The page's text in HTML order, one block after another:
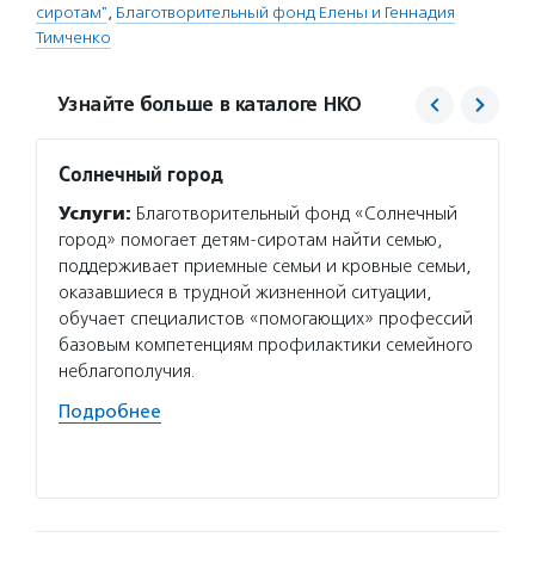
сиротам", Благотворительный фонд Елены и Геннадия
Тимченко
Узнайте больше в каталоге НКО
Солнечный город
Услуги: Благотворительный фонд «Солнечный
город» помогает детям-сиротам найти семью,
поддерживает приемные семьи и кровные семьи,
оказавшиеся в трудной жизненной ситуации,
обучает специалистов «помогающих» профессий
базовым компетенциям профилактики семейного
неблагополучия.
Подробнее